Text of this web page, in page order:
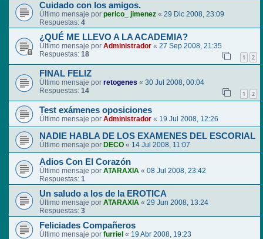
Cuidado con los amigos.
Último mensaje por perico_ jimenez « 29 Dic 2008, 23:09
Respuestas: 4
¿QUÉ ME LLEVO A LA ACADEMIA?
Último mensaje por Administrador « 27 Sep 2008, 21:35
Respuestas: 18 1 2
FINAL FELIZ
Último mensaje por retogenes « 30 Jul 2008, 00:04
Respuestas: 14 1 2
Test exámenes oposiciones
Último mensaje por Administrador « 19 Jul 2008, 12:26
NADIE HABLA DE LOS EXAMENES DEL ESCORIAL
Último mensaje por DECO « 14 Jul 2008, 11:07
Adios Con El Corazón
Último mensaje por ATARAXIA « 08 Jul 2008, 23:42
Respuestas: 1
Un saludo a los de la EROTICA
Último mensaje por ATARAXIA « 29 Jun 2008, 13:24
Respuestas: 3
Feliciades Compañeros
Último mensaje por furriel « 19 Abr 2008, 19:23